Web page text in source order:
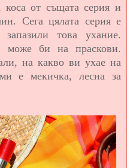
от същата серия и
Сега цялата серия е
това ухание.
може би на праскови.
на какво ви ухае на
е мекичка, лесна за